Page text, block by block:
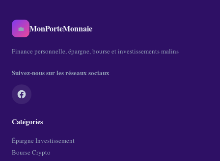
💼 MonPorteMonnaie
Finance personnelle, épargne, bourse et investissements malins
Suivez-nous sur les réseaux sociaux
Catégories
Épargne Investissement
Bourse Crypto